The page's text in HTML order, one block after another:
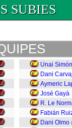
SUBIES
Unai Simón
Dani
Aymeric
José Gayà
R. Le
Fabián
Dani Olmo